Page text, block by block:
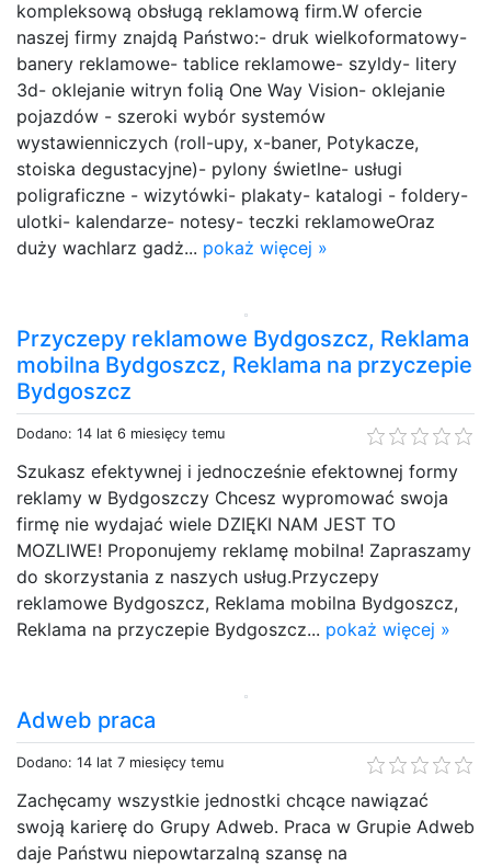
kompleksową obsługą reklamową firm.W ofercie
naszej firmy znajdą Państwo:- druk wielkoformatowy-
banery reklamowe- tablice reklamowe- szyldy- litery
3d- oklejanie witryn folią One Way Vision- oklejanie
pojazdów - szeroki wybór systemów
wystawienniczych (roll-upy, x-baner, Potykacze,
stoiska degustacyjne)- pylony świetlne- usługi
poligraficzne - wizytówki- plakaty- katalogi - foldery-
ulotki- kalendarze- notesy- teczki reklamoweOraz
duży wachlarz gadż... pokaż więcej »
Przyczepy reklamowe Bydgoszcz, Reklama
mobilna Bydgoszcz, Reklama na przyczepie
Bydgoszcz
Dodano: 14 lat 6 miesięcy temu
Szukasz efektywnej i jednocześnie efektownej formy
reklamy w Bydgoszczy Chcesz wypromować swoja
firmę nie wydajać wiele DZIĘKI NAM JEST TO
MOZLIWE! Proponujemy reklamę mobilna! Zapraszamy
do skorzystania z naszych usług.Przyczepy
reklamowe Bydgoszcz, Reklama mobilna Bydgoszcz,
Reklama na przyczepie Bydgoszcz... pokaż więcej »
Adweb praca
Dodano: 14 lat 7 miesięcy temu
Zachęcamy wszystkie jednostki chcące nawiązać
swoją karierę do Grupy Adweb. Praca w Grupie Adweb
daje Państwu niepowtarzalną szansę na